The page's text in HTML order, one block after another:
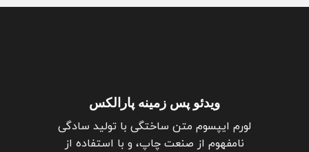
ویدئو پس زمینه پارالکس
لورم ایپسوم متن ساختگی با تولید سادگی
نامفهوم از صنعت چاپ، و با استفاده از